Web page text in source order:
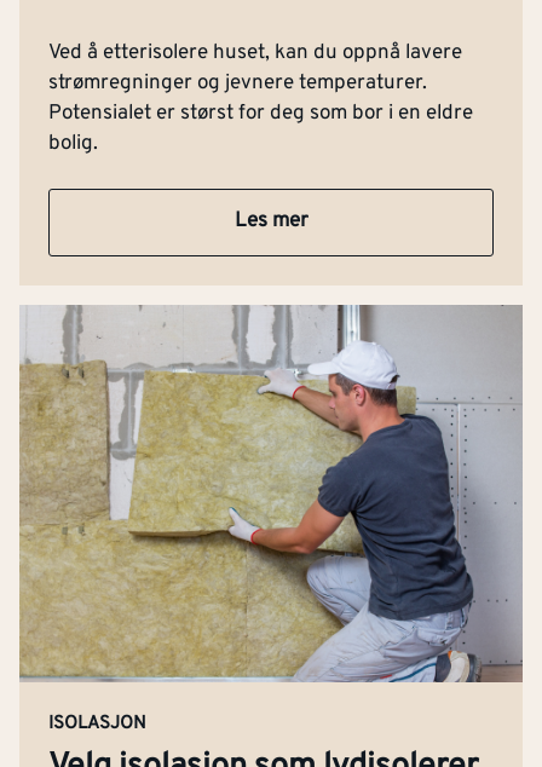
Ved å etterisolere huset, kan du oppnå lavere
strømregninger og jevnere temperaturer.
Potensialet er størst for deg som bor i en eldre
bolig.
Les mer
ISOLASJON